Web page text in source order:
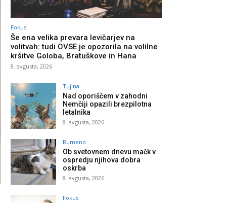
Fokus
Še ena velika prevara levičarjev na
volitvah: tudi OVSE je opozorila na volilne
kršitve Goloba, Bratuškove in Hana
8. avgusta, 2026
Tujina
Nad oporiščem v zahodni
Nemčiji opazili brezpilotna
letalnika
8. avgusta, 2026
Rumeno
Ob svetovnem dnevu mačk v
ospredju njihova dobra
oskrba
8. avgusta, 2026
Fokus